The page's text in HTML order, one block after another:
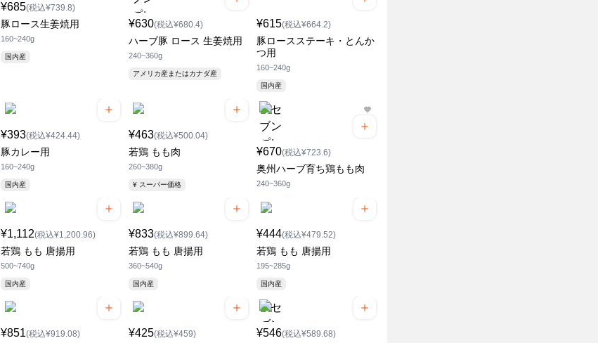
¥685(税込¥739.8)
豚ロース生姜焼用
160~240g
国内産
¥630(税込¥680.4)
ハーブ豚 ロース 生姜焼用
240~360g
アメリカ産またはカナダ産
¥615(税込¥664.2)
豚ロースステーキ・とんか
つ用
160~240g
国内産
¥393(税込¥424.44)
豚カレー用
160~240g
国内産
¥463(税込¥500.04)
若鶏 もも肉
260~380g
¥ スーパー価格
¥670(税込¥723.6)
奥州ハーブ育ち鶏もも肉
240~360g
¥1,112(税込¥1,200.96)
若鶏 もも 唐揚用
500~740g
国内産
¥833(税込¥899.64)
若鶏 もも 唐揚用
360~540g
国内産
¥444(税込¥479.52)
若鶏 もも 唐揚用
195~285g
国内産
¥851(税込¥919.08) ¥425(税込¥459) ¥546(税込¥589.68)